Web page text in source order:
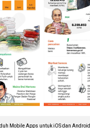
Mobile Apps untuk iOS dan Android